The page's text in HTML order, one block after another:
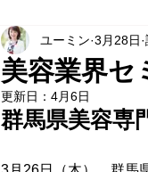
美容業界セ
ユーミン 3月28日
更新日： 4月6日
群馬県美容専